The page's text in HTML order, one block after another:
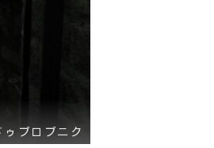
ブロブニク